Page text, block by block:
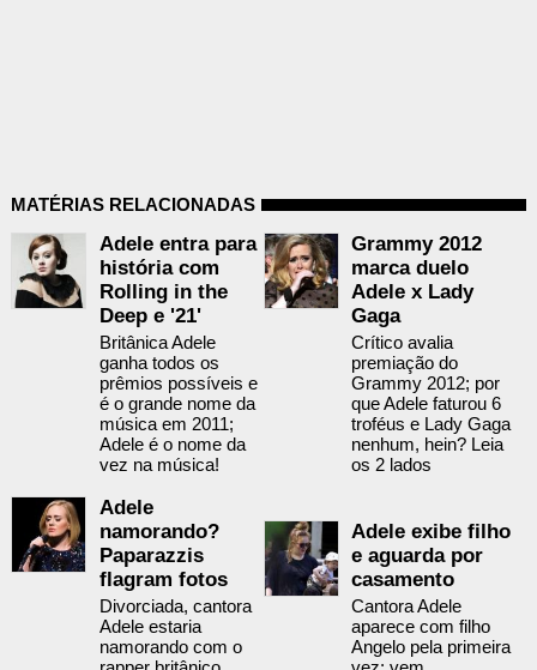
MATÉRIAS RELACIONADAS
Adele entra para
história com
Rolling in the
Deep e '21'
Britânica Adele
ganha todos os
prêmios possíveis e
é o grande nome da
música em 2011;
Adele é o nome da
vez na música!
Grammy 2012
marca duelo
Adele x Lady
Gaga
Crítico avalia
premiação do
Grammy 2012; por
que Adele faturou 6
troféus e Lady Gaga
nenhum, hein? Leia
os 2 lados
Adele
namorando?
Paparazzis
flagram fotos
Divorciada, cantora
Adele estaria
namorando com o
Adele exibe filho
e aguarda por
casamento
Cantora Adele
aparece com filho
Angelo pela primeira